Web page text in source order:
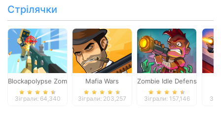
Стрілячки
Blockapolypse Zombie Shooter
Зіграли: 64,340
Mafia Wars
Зіграли: 203,257
Zombie Idle Defense
Зіграли: 157,146